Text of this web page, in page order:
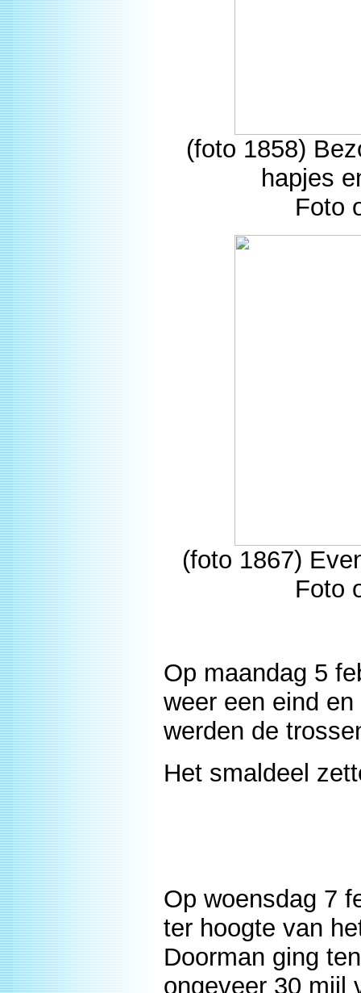
(foto 1858)
hapjes
Foto
(foto 1867)
Foto
Op maandag 5
weer een eind
werden de
Het smaldeel
Op woensdag 7
ter hoogte van
Doorman ging
ongeveer 30 mijl